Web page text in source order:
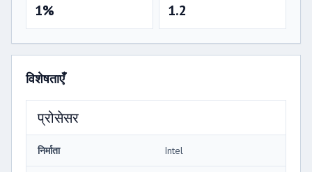
1% 1.2
विशेषताएँ
प्रोसेसर
निर्माता Intel